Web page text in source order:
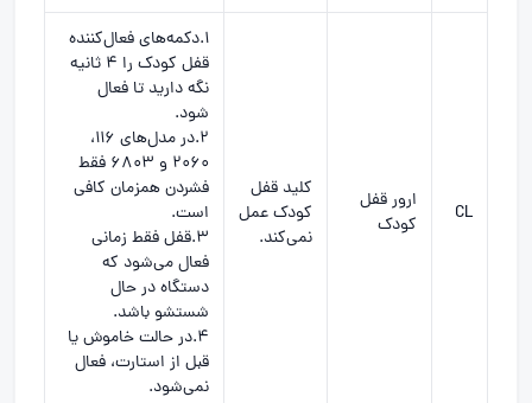
CL
ارور قفل
کودک
کلید قفل
کودک عمل
نمی‌کند.
1.دکمه‌های فعال‌کننده
قفل کودک را ۴ ثانیه
نگه دارید تا فعال
شود.
2.در مدل‌های 116،
2060 و 6803 فقط
فشردن همزمان کافی
است.
3.قفل فقط زمانی
فعال می‌شود که
دستگاه در حال
شستشو باشد.
4.در حالت خاموش یا
قبل از استارت، فعال
نمی‌شود.